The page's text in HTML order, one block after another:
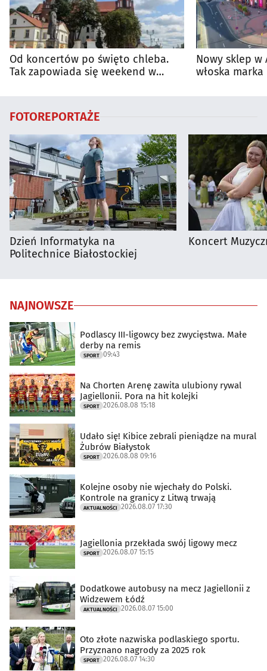
Od koncertów po święto chleba.
Tak zapowiada się weekend w
Nowy sklep w
włoska
FOTOREPORTAŻE
Dzień Informatyka na
Politechnice Białostockiej
Koncert
NAJNOWSZE
Podlascy III-ligowcy bez zwycięstwa. Małe
derby na remis
SPORT 09:43
Na Chorten Arenę zawita ulubiony rywal
Jagiellonii. Pora na hit kolejki
SPORT 2026.08.08 15:18
Udało się! Kibice zebrali pieniądze na mural
Żubrów Białystok
SPORT 2026.08.08 09:16
Kolejne osoby nie wjechały do Polski.
Kontrole na granicy z Litwą trwają
AKTUALNOŚCI 2026.08.07 17:30
Jagiellonia przekłada swój ligowy mecz
SPORT 2026.08.07 15:15
Dodatkowe autobusy na mecz Jagiellonii z
Widzewem Łódź
AKTUALNOŚCI 2026.08.07 15:00
Oto złote nazwiska podlaskiego sportu.
Przyznano nagrody za 2025 rok
SPORT 2026.08.07 14:30